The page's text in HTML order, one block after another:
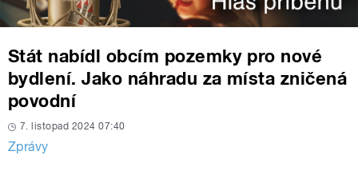
Stát nabídl obcím pozemky pro nové
bydlení. Jako náhradu za místa zničená
povodní
7. listopad 2024 07:40
Zprávy